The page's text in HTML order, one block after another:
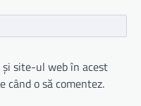
site-ul web în acest
o să comentez.